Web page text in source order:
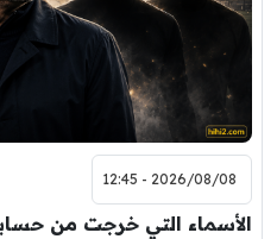
2026/08/08 - 12:45
الأسماء التي خرجت من